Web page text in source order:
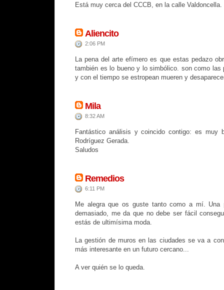
Está muy cerca del CCCB, en la calle Valdoncella.
Aliencito
2:06 PM
La pena del arte efímero es que estas pedazo
también es lo bueno y lo simbólico. son como las
y con el tiempo se estropean mueren y
Mila
8:32 AM
Fantástico análisis y coincido contigo: es muy
Rodríguez Gerada.
Saludos
Remedios
6:11 PM
Me alegra que os guste tanto como a mí. Una
demasiado, me da que no debe ser fácil
estás de ultimísima moda.
La gestión de muros en las ciudades se va a
más interesante en un futuro cercano...
A ver quién se lo queda.